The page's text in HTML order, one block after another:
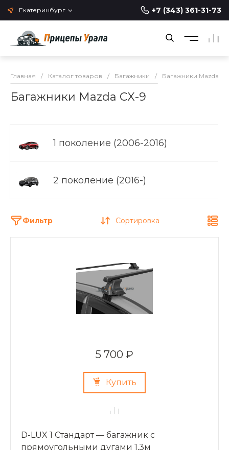
Екатеринбург +7 (343) 361-31-73
Главная / Каталог товаров / Багажники / Багажники Mazda
Багажники Mazda CX-9
1 поколение (2006-2016)
2 поколение (2016-)
Фильтр Сортировка
5 700 ₽
Купить
D-LUX 1 Стандарт — багажник с
прямоугольными дугами 1,3м